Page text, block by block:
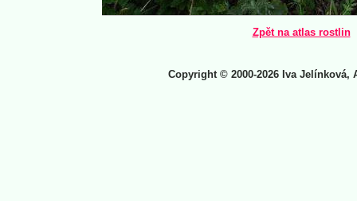
Zpět na atlas rostlin
Copyright © 2000-2026 Iva Jelínková,